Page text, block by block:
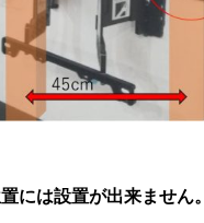
には設置が出来ません。